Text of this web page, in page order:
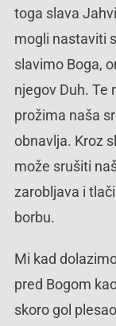
toga slava
mogli nastaviti
slavimo Boga,
njegov Duh. Te
prožima naša
obnavlja. Kroz
može srušiti
zarobljava i
borbu.
Mi kad
pred Bogom
skoro gol